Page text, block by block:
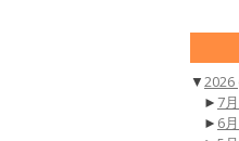
▼2026
► 7月
► 6月